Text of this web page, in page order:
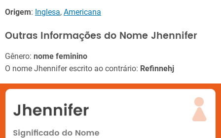
Origem: Inglesa, Americana
Outras Informações do Nome Jhennifer
Gênero: nome feminino
O nome Jhennifer escrito ao contrário: Refinnehj